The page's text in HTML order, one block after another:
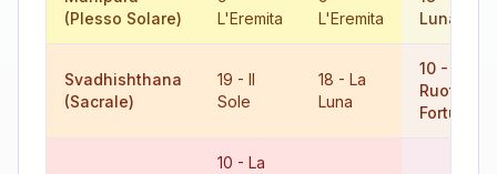
(Plesso Solare)
L'Eremita
L'Eremita
Luna
Svadhishthana
(Sacrale)
19 - Il
Sole
18 - La
Luna
10 -
Ruota
Fortuna
10 - La